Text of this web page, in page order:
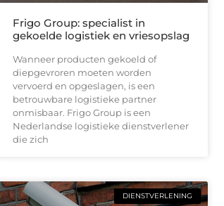
Frigo Group: specialist in
gekoelde logistiek en vriesopslag
Wanneer producten gekoeld of
diepgevroren moeten worden
vervoerd en opgeslagen, is een
betrouwbare logistieke partner
onmisbaar. Frigo Group is een
Nederlandse logistieke dienstverlener
die zich
DIENSTVERLENING